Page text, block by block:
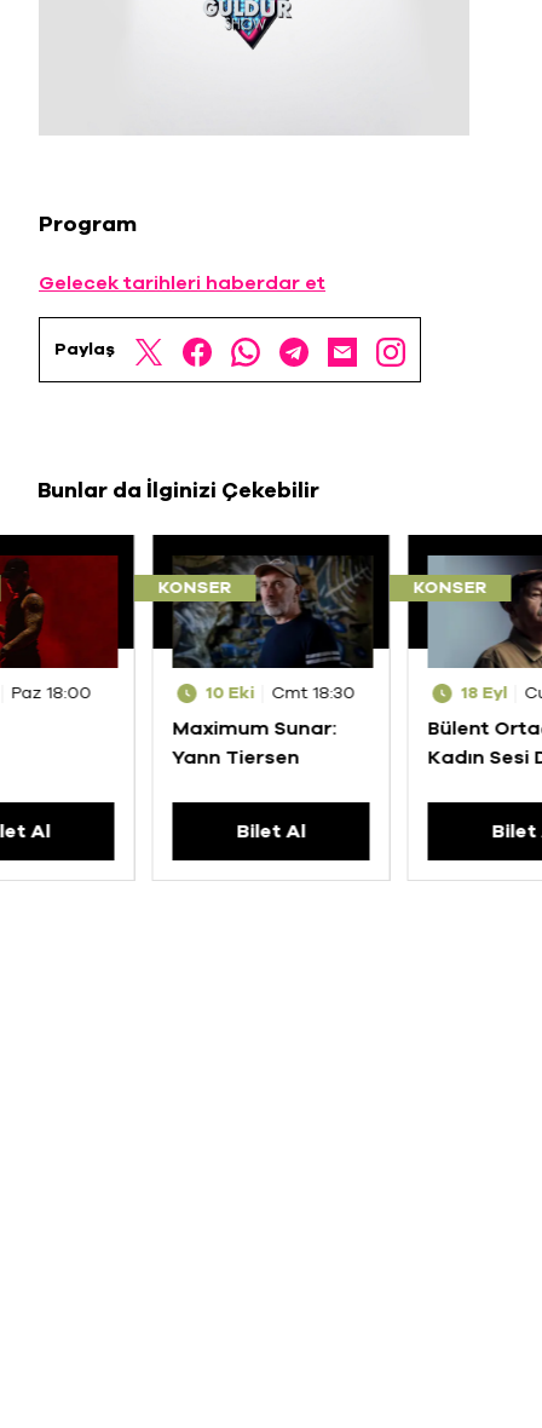
Program
Gelecek tarihleri haberdar et
Paylaş
Bunlar da İlginizi Çekebilir
Paz 18:00
Al
KONSER
10 Eki Cmt 18:30
Maximum Sunar:
Yann Tiersen
Bilet Al
KONSER
18 Eyl
Bülent
Kadın Sesi
Bilet